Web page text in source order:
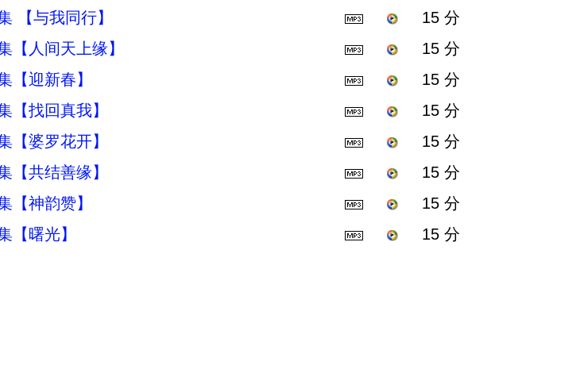
【与我同行】
15 分
【人间天上缘】
15 分
【迎新春】
15 分
【找回真我】
15 分
【婆罗花开】
15 分
【共结善缘】
15 分
【神韵赞】
15 分
【曙光】
15 分